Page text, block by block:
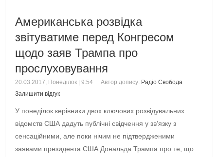
Американська розвідка
звітуватиме перед Конгресом
щодо заяв Трампа про
прослуховування
20.03.2017, Понеділок | 9:54 Автор допису: Радіо Свобода
Залишити відгук
У понеділок керівники двох ключових розвідувальних
відомств США дадуть публічні свідчення у зв’язку з
сенсаційними, але поки нічим не підтвердженими
заявами президента США Дональда Трампа про те, що